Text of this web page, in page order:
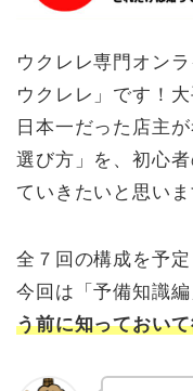
ウクレレ専門オン
ウクレレ」です！
日本一だった店主
選び方」を、初心
ていきたいと思いま
全７回の構成を予
今回は「予備知識
う前に知っておい